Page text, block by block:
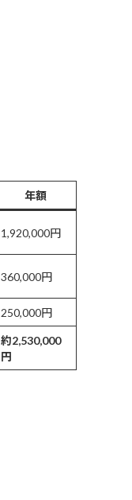
年額
1,920,000円
360,000円
250,000円
約2,530,000
円